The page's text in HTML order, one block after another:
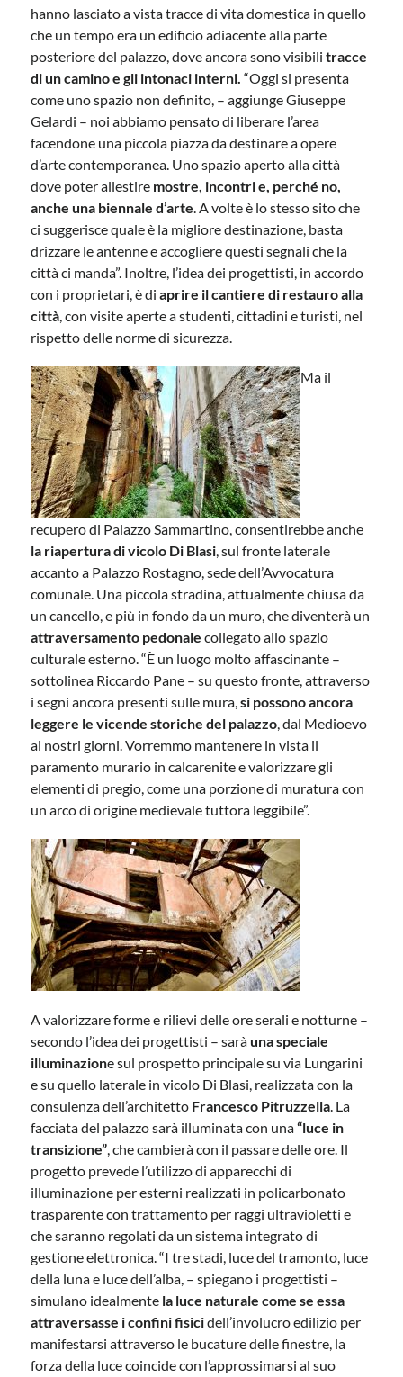
hanno lasciato a vista tracce di vita domestica in quello
che un tempo era un edificio adiacente alla parte
posteriore del palazzo, dove ancora sono visibilitracce
di un camino e gli intonaci interni. “Oggi si presenta
come uno spazio non definito, – aggiunge Giuseppe
Gelardi – noi abbiamo pensato di liberare l’area
facendone una piccola piazza da destinare a opere
d’arte contemporanea. Uno spazio aperto alla città
dove poter allestire mostre, incontri e, perché no,
anche una biennale d’arte. A volte è lo stesso sito che
ci suggerisce quale è la migliore destinazione, basta
drizzare le antenne e accogliere questi segnali che la
città ci manda”. Inoltre, l’idea dei progettisti, in accordo
con i proprietari, è diaprire il cantiere di restauro alla
città, con visite aperte a studenti, cittadini e turisti, nel
rispetto delle norme di sicurezza.
Ma il
recupero di Palazzo Sammartino, consentirebbe anche
la riapertura di vicolo Di Blasi, sul fronte laterale
accanto a Palazzo Rostagno, sede dell’Avvocatura
comunale. Una piccola stradina, attualmente chiusa da
un cancello, e più in fondo da un muro, che diventerà un
attraversamento pedonale collegato allo spazio
culturale esterno. “È un luogo molto affascinante –
sottolinea Riccardo Pane – su questo fronte, attraverso
i segni ancora presenti sulle mura,si possono ancora
leggere le vicende storiche del palazzo, dal Medioevo
ai nostri giorni. Vorremmo mantenere in vista il
paramento murario in calcarenite e valorizzare gli
elementi di pregio, come una porzione di muratura con
un arco di origine medievale tuttora leggibile”.
A valorizzare forme e rilievi delle ore serali e notturne –
secondo l’idea dei progettisti – saràuna speciale
illuminazione sul prospetto principale su via Lungarini
e su quello laterale in vicolo Di Blasi, realizzata con la
consulenza dell’architetto Francesco Pitruzzella. La
facciata del palazzo sarà illuminata con una“luce in
transizione”, che cambierà con il passare delle ore. Il
progetto prevede l’utilizzo di apparecchi di
illuminazione per esterni realizzati in policarbonato
trasparente con trattamento per raggi ultravioletti e
che saranno regolati da un sistema integrato di
gestione elettronica. “I tre stadi, luce del tramonto, luce
della luna e luce dell’alba, – spiegano i progettisti –
simulano idealmente la luce naturale come se essa
attraversasse i confini fisicidell’involucro edilizio per
manifestarsi attraverso le bucature delle finestre, la
forza della luce coincide con l’approssimarsi al suo